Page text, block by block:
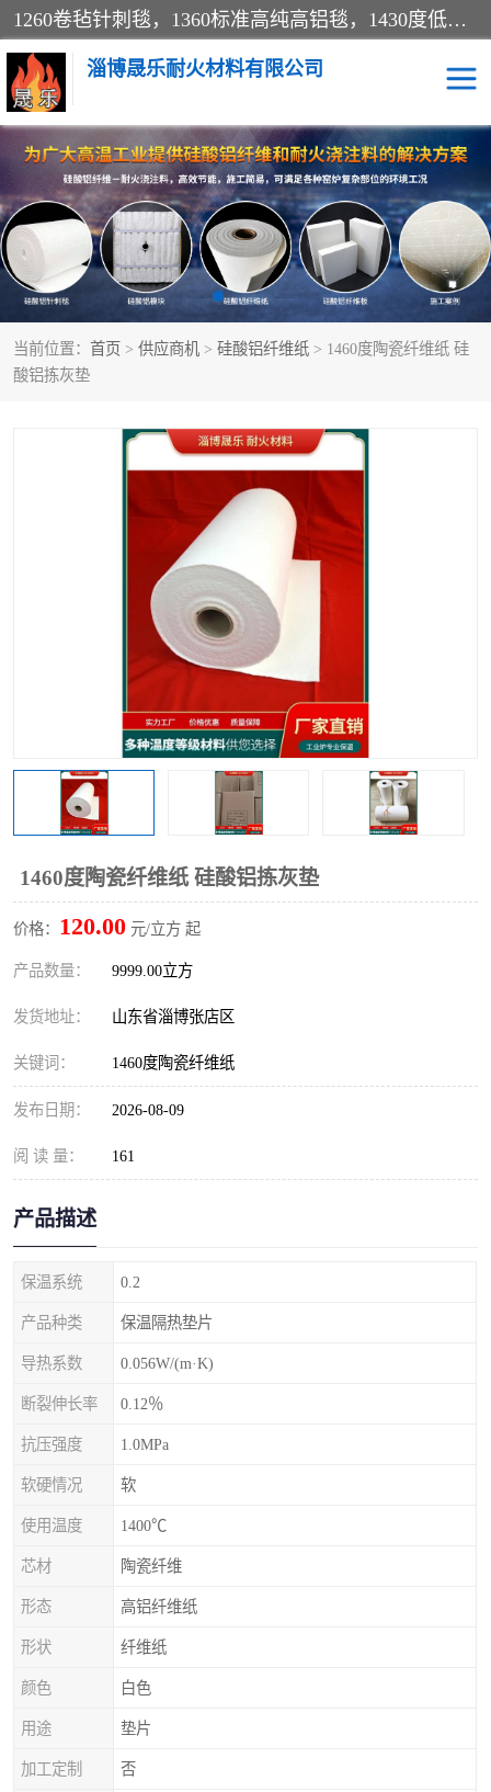
1260卷毡针刺毯，1360标准高纯高铝毯，1430度低锆锆铝含锆毯，普通挡渣棉卷毡，防火纸、挡火板、隔热垫片模块、棉块、折叠块、散棉高温固化剂价格规格密度多少钱图片视频立方平米参数指标
淄博晟乐耐火材料有限公司
当前位置： 首页 > 供应商机 > 硅酸铝纤维纸 > 1460度陶瓷纤维纸 硅
酸铝拣灰垫
1460度陶瓷纤维纸 硅酸铝拣灰垫
价格： 120.00 元/立方 起
产品数量： 9999.00立方
发货地址： 山东省淄博张店区
关键词： 1460度陶瓷纤维纸
发布日期： 2026-08-09
阅 读 量： 161
产品描述
保温系统 0.2
产品种类 保温隔热垫片
导热系数 0.056W/(m·K)
断裂伸长率 0.12％
抗压强度 1.0MPa
软硬情况 软
使用温度 1400℃
芯材 陶瓷纤维
形态 高铝纤维纸
形状 纤维纸
颜色 白色
用途 垫片
加工定制 否
硅酸铝挡渣棉 硅酸铝纤维纸
硅酸铝挡火板 高铝毯
含锆毯 硅酸铝折叠块
硅酸铝散棉 硅酸铝纤维毯
硅酸铝模块
硅酸铝保温棉 硅酸铝板